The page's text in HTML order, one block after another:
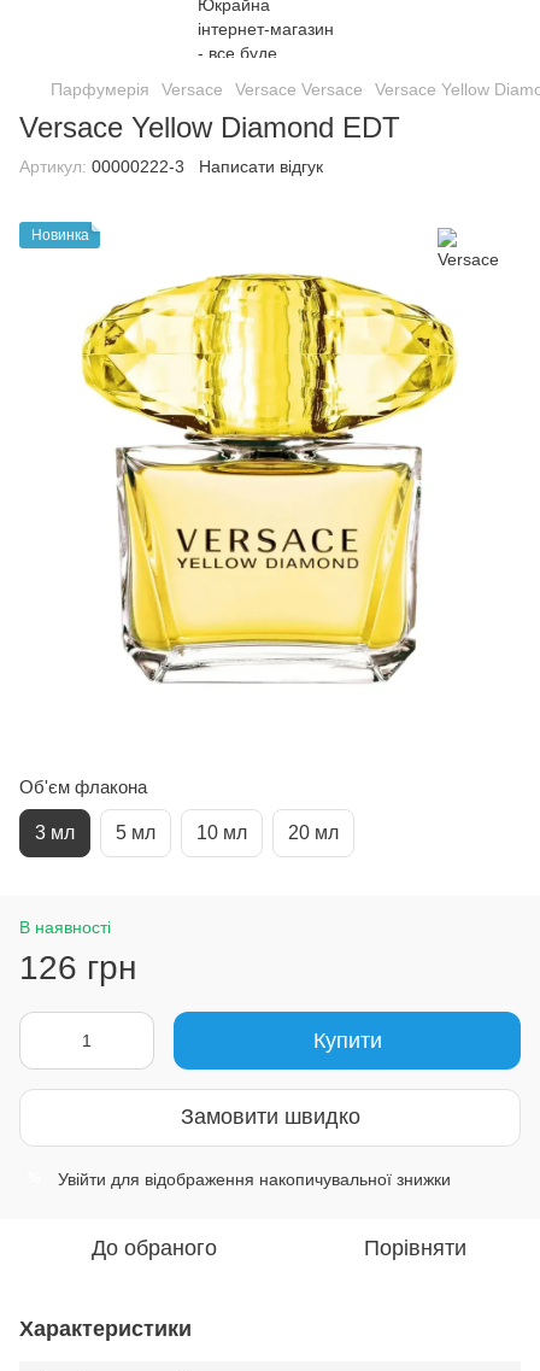
Парфумерія Versace Versace Versace Versace Yellow
Versace Yellow Diamond EDT
Артикул: 00000222-3 Написати відгук
Новинка
Об'єм флакона
3 мл 5 мл 10 мл 20 мл
В наявності
126 грн
Купити
Замовити швидко
Увійти для відображення накопичувальної знижки
До обраного Порівняти
Характеристики